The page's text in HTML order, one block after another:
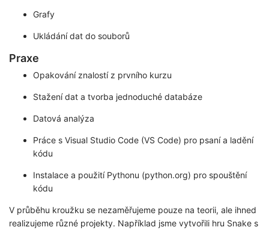
Grafy
Ukládání dat do souborů
Praxe
Opakování znalostí z prvního kurzu
Stažení dat a tvorba jednoduché databáze
Datová analýza
Práce s Visual Studio Code (VS Code) pro psaní a ladění
kódu
Instalace a použití Pythonu (python.org) pro spouštění
kódu
V průběhu kroužku se nezaměřujeme pouze na teorii, ale ihned
realizujeme různé projekty. Například jsme vytvořili hru Snake s